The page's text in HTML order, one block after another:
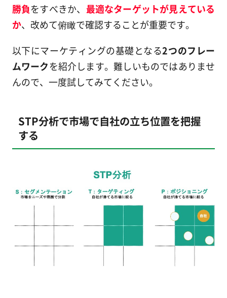
勝負をすべきか、 最適なターゲットが見えている
か、改めて俯瞰で確認することが重要です。
以下にマーケティングの基礎となる2つのフレー
ムワークを紹介します。難しいものではありませ
んので、一度試してみてください。
STP分析で市場で自社の立ち位置を把握
する